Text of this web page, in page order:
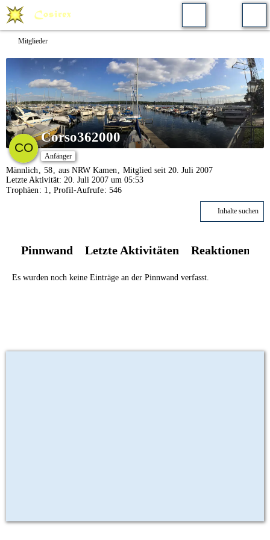
Mitglieder
Corso362000
Anfänger
Männlich 58 aus NRW Kamen
Mitglied seit 20. Juli 2007
Letzte Aktivität: 20. Juli 2007 um 05:53
Trophäen
1 Profil-Aufrufe 546
Inhalte suchen
Pinnwand Letzte Aktivitäten Reaktionen
Es wurden noch keine Einträge an der Pinnwand verfasst.